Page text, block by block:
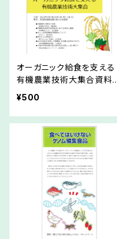
オーガニック給食を支える
有機農業技術大集合資料
集・アーカイブ動画(3冊まで
¥500